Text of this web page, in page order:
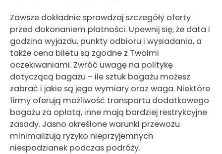
Zawsze dokładnie sprawdzaj szczegóły oferty
przed dokonaniem płatności. Upewnij się, że data i
godzina wyjazdu, punkty odbioru i wysiadania, a
także cena biletu są zgodne z Twoimi
oczekiwaniami. Zwróć uwagę na politykę
dotyczącą bagażu – ile sztuk bagażu możesz
zabrać i jakie są jego wymiary oraz waga. Niektóre
firmy oferują możliwość transportu dodatkowego
bagażu za opłatą, inne mają bardziej restrykcyjne
zasady. Jasno określone warunki przewozu
minimalizują ryzyko nieprzyjemnych
niespodzianek podczas podróży.